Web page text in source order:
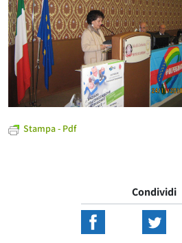
Stampa - Pdf
Condividi